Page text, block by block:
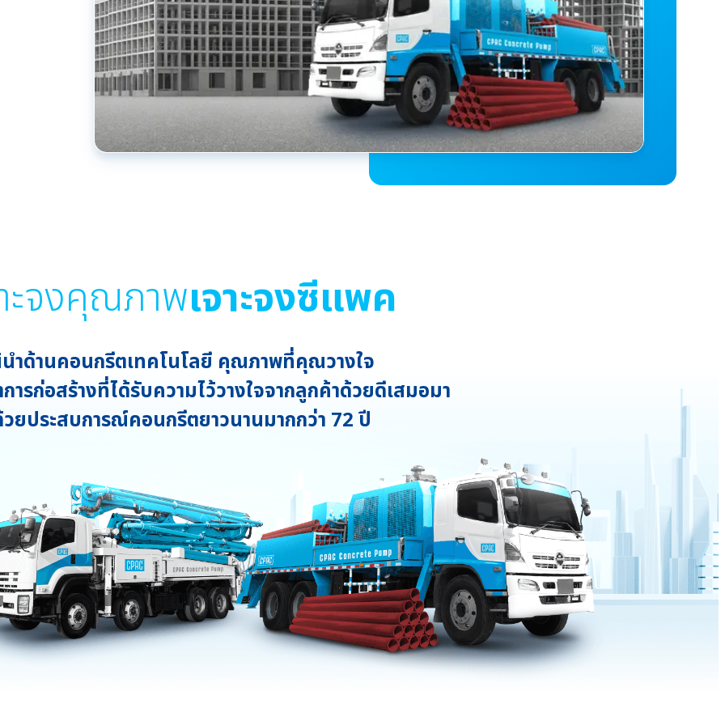
ะจงคุณภาพเจาะจงซีแพค
ำด้านคอนกรีตเทคโนโลยี คุณภาพที่คุณวางใจ
ารก่อสร้างที่ได้รับความไว้วางใจจากลูกค้าด้วยดีเสมอมา
ยประสบการณ์คอนกรีตยาวนานมากกว่า 72 ปี